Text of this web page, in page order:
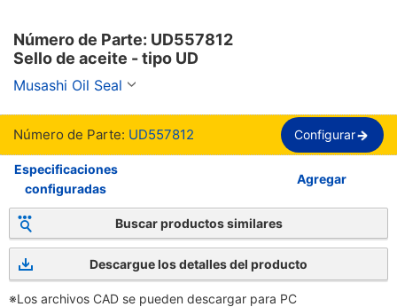
Número de Parte: UD557812
Sello de aceite - tipo UD
Musashi Oil Seal
Número de Parte: UD557812 Configurar
Especificaciones
configuradas
Agregar
Buscar productos similares
Descargue los detalles del producto
※Los archivos CAD se pueden descargar para PC